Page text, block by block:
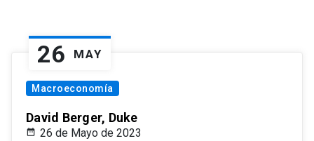
26 MAY
Macroeconomía
David Berger, Duke
26 de Mayo de 2023